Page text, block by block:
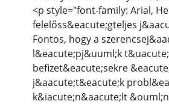
<p style="font-family: Arial,
felelőss&eacute;gteljes
Fontos, hogy a
l&eacute;pj&uuml;k
befizet&eacute;sekre
j&aacute;t&eacute;k
k&iacute;n&aacute;lt